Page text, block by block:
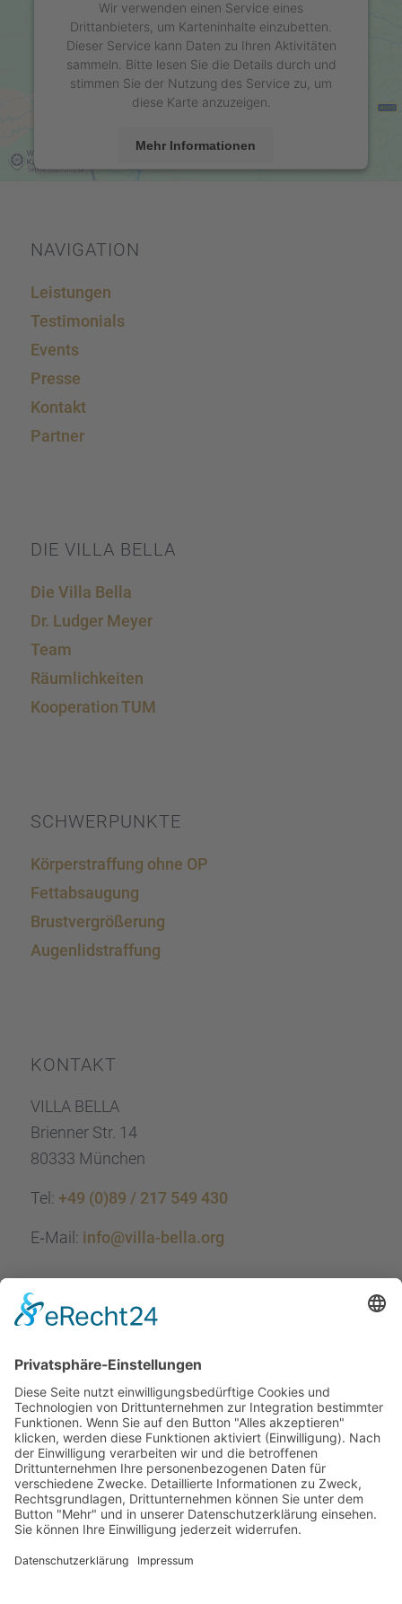
Wir verwenden einen Service eines
Drittanbieters, um Karteninhalte einzubetten.
Dieser Service kann Daten zu Ihren Aktivitäten
sammeln. Bitte lesen Sie die Details durch und
stimmen Sie der Nutzung des Service zu, um
diese Karte anzuzeigen.
Mehr Informationen
NAVIGA­TION
Leistun­gen
Testi­mo­ni­als
Events
Presse
Kontakt
Partner
DIE VILLA BELLA
Die Villa Bella
Dr. Ludger Meyer
Team
Räumlich­kei­ten
Koope­ra­tion TUM
SCHWER­PUNKTE
Körper­straf­fung ohne OP
Fettab­sau­gung
Brust­ver­grö­ße­rung
Augen­lid­s­traf­fung
KONTAKT
VILLA BELLA
Brien­ner Str. 14
80333 München
Tel: +49 (0)89 / 217 549 430
E‑Mail: info@villa-bella.org
ÖFFNUNGS­ZEI­TEN
Mo-Do: 09:00 — 20:00 Uhr
Fr: 09:00 — 18:00 Uhr
Sa*: 10:00 — 18:00 Uhr
*auf Anfrage 3x im Monat